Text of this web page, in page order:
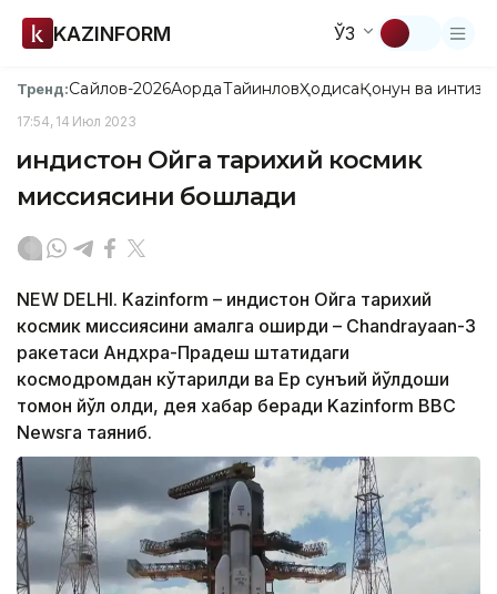
KAZINFORM ЎЗ
Тренд:Сайлов-2026АқордаТайинловҲодисаҚонун ва
17:54, 14 Июл 2023
Ҳиндистон Ойга тарихий космик
миссиясини бошлади
NEW DELHI. Kazinform – Ҳиндистон Ойга тарихий
космик миссиясини амалга оширди – Chandrayaan-3
ракетаси Андхра-Прадеш штатидаги
космодромдан кўтарилди ва Ер сунъий йўлдоши
томон йўл олди, дея хабар беради Kazinform BBC
Newsга таяниб.